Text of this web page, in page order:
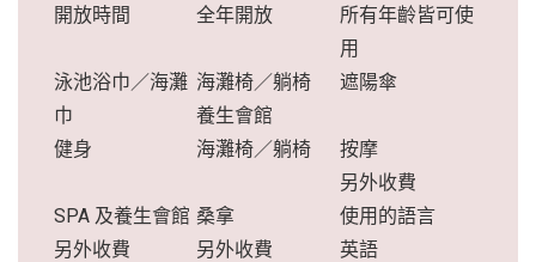
開放時間
全年開放
所有年齡皆可使
用
泳池浴巾／海灘
巾
海灘椅／躺椅
遮陽傘
養生會館
健身
海灘椅／躺椅
按摩
另外收費
SPA 及養生會館
另外收費
桑拿
另外收費
使用的語言
英語